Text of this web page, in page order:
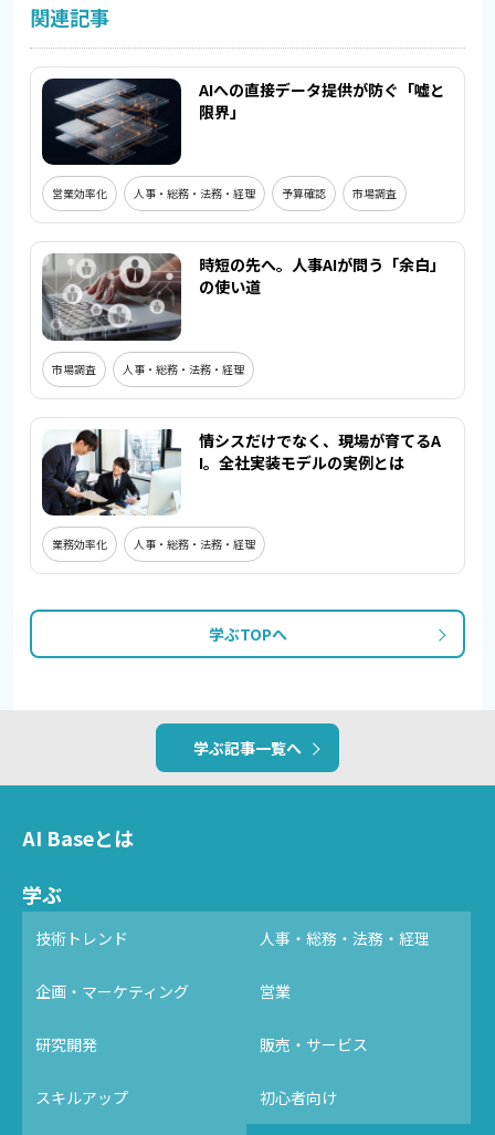
関連記事
AIへの直接データ提供が防ぐ「嘘と
限界」
営業効率化 人事・総務・法務・経理 予算確認 市場調査
時短の先へ。人事AIが問う「余白」
の使い道
市場調査 人事・総務・法務・経理
情シスだけでなく、現場が育てるA
I。全社実装モデルの実例とは
業務効率化 人事・総務・法務・経理
学ぶTOPへ
学ぶ記事一覧へ
AI Baseとは
学ぶ
技術トレンド 人事・総務・法務・経理
企画・マーケティング 営業
研究開発 販売・サービス
スキルアップ 初心者向け